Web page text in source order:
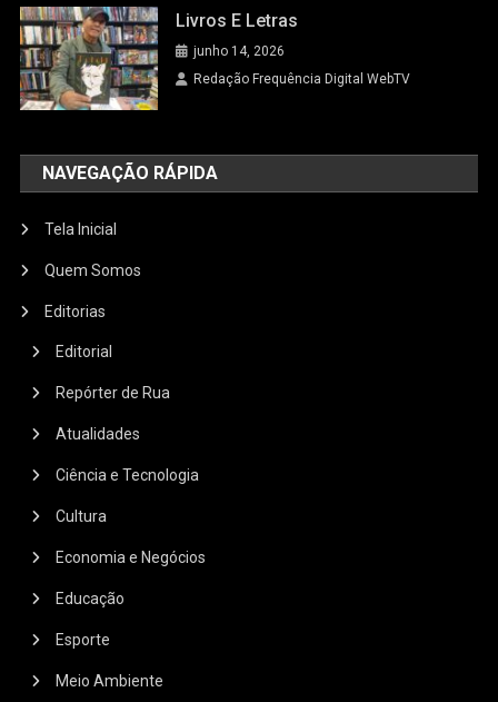
Livros E Letras
junho 14, 2026
Redação Frequência Digital WebTV
NAVEGAÇÃO RÁPIDA
Tela Inicial
Quem Somos
Editorias
Editorial
Repórter de Rua
Atualidades
Ciência e Tecnologia
Cultura
Economia e Negócios
Educação
Esporte
Meio Ambiente